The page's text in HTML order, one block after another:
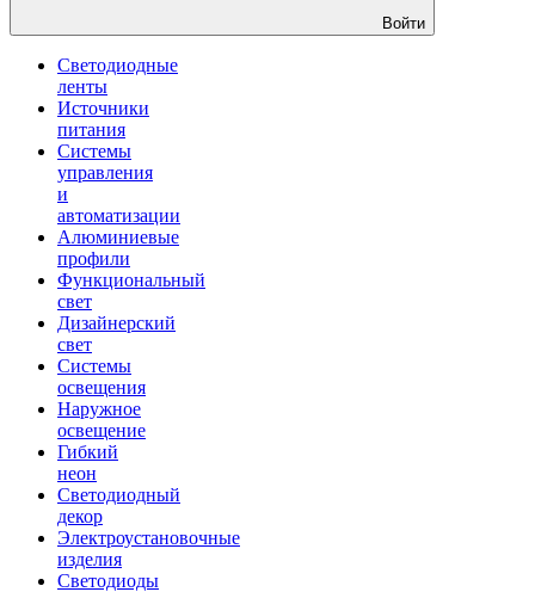
Войти
Светодиодные
ленты
Источники
питания
Системы
управления
и
автоматизации
Алюминиевые
профили
Функциональный
свет
Дизайнерский
свет
Системы
освещения
Наружное
освещение
Гибкий
неон
Светодиодный
декор
Электроустановочные
изделия
Светодиоды